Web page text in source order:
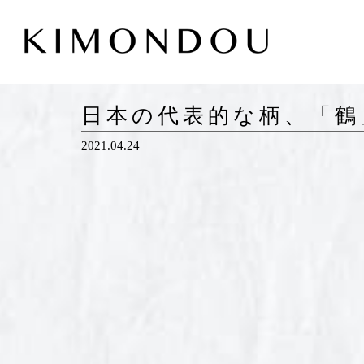
日本の代表的な柄、「
2021.04.24